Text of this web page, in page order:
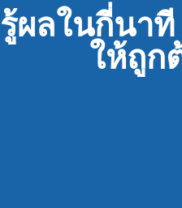
ผลในกี่นา
ให้ถูก